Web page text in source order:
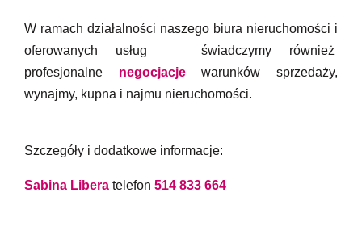
W ramach działalności naszego biura nieruchomości i
oferowanych usług świadczymy również
profesjonalne negocjacjewarunków sprzedaży,
wynajmy, kupna i najmu nieruchomości.
Szczegóły i dodatkowe informacje:
Sabina Libera telefon 514 833 664